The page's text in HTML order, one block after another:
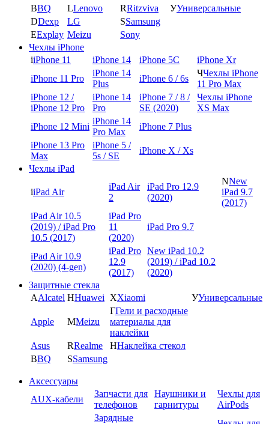
BBQ LLenovo RRitzviva УУниверсальные
DDexp LG SSamsung
EExplay Meizu
Sony
Чехлы iPhone
iiPhone 11 iPhone 14 iPhone 5C
iPhone Xr
iPhone 11 Pro
iPhone 14
Plus
iPhone 6 / 6s
ЧЧехлы iPhone
11 Pro Max
iPhone 12 /
iPhone 12 Pro
iPhone 14
Pro
iPhone 7 / 8 /
SE (2020)
Чехлы iPhone
XS Max
iPhone 12 Mini
iPhone 14
Pro Max
iPhone 7 Plus
iPhone 13 Pro
Max
iPhone 5 /
5s / SE
iPhone X / Xs
Чехлы iPad
iiPad Air
iPad Air
2
iPad Pro 12.9
(2020)
NNew
iPad 9.7
(2017)
iPad Air 10.5
(2019) / iPad Pro
10.5 (2017)
iPad Pro
11
(2020)
iPad Pro 9.7
iPad Air 10.9
(2020) (4-gen)
iPad Pro
12.9
(2017)
New iPad 10.2
(2019) / iPad 10.2
(2020)
Защитные стекла
AAlcatel HHuawei XXiaomi УУниверсальные
Apple MMeizu
ГГели и расходные
материалы для
наклейки
Asus
RRealme ННаклейка стекол
BBQ SSamsung
Аксессуары
AUX-кабели
Запчасти для
телефонов
Наушники и
гарнитуры
Чехлы для
AirPods
Зарядные